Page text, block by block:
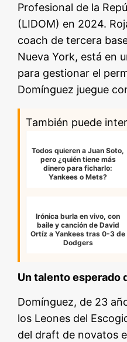
Profesional de la
(LIDOM) en 2024.
coach de tercera
Nueva York, está en
para gestionar el
Domínguez juegue
También puede
Todos quieren a Juan Soto,
pero ¿quién tiene más
dinero para ficharlo:
Yankees o Mets?
Irónica burla en vivo, con
baile y canción de David
Ortíz a Yankees tras 0-3 de
Dodgers
Un talento esperado
Domínguez, de 23
los Leones del
del draft de novatos